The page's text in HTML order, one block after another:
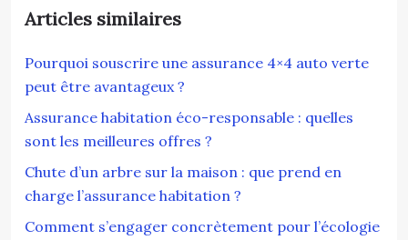
Articles similaires
Pourquoi souscrire une assurance 4×4 auto verte
peut être avantageux ?
Assurance habitation éco-responsable : quelles
sont les meilleures offres ?
Chute d’un arbre sur la maison : que prend en
charge l’assurance habitation ?
Comment s’engager concrètement pour l’écologie